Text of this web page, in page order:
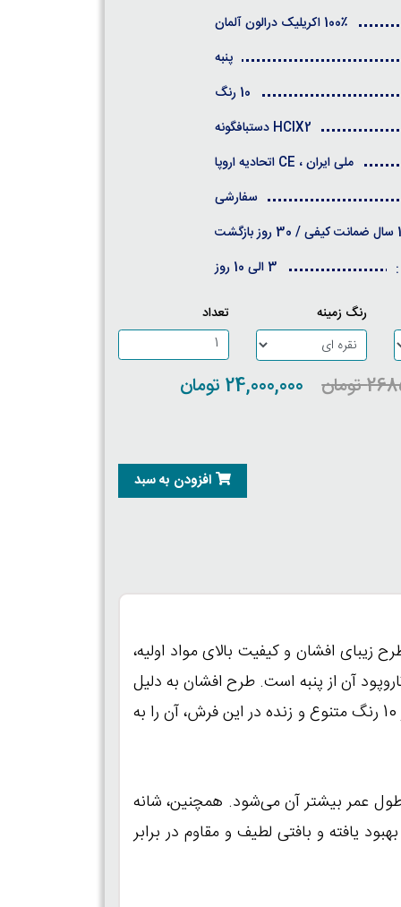
100٪ اکریلیک درالون آلمان
پنبه
10 رنگ
HCIX2 دستبافگونه
ملی ایران ، CE اتحادیه اروپا
سفارشی
3 الی 10 روز
رنگ زمینه تعداد
24,000,000 تومان
افزودن به سبد
به دلیل طرح زیبای افشان و کیفیت بالای مواد اولیه،
تولید می‌شود و تاروپود آن از پنبه است. طرح افشان به دلیل
نداشتن ترنج مرکزی، باعث می‌شود فرش در فضاهای مختلف به‌طور یکنواخت و بزرگتر دیده شود. استفاده از 10 رنگ متنوع و زنده در این فرش، آن را به
و طول عمر بیشتر آن می‌شود. همچنین، شانه
یافته و بافتی لطیف و مقاوم در برابر